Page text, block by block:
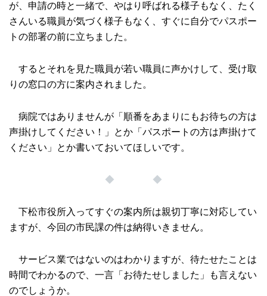
が、申請の時と一緒で、やはり呼ばれる様子もなく、たく
さんいる職員が気づく様子もなく、すぐに自分でパスポー
トの部署の前に立ちました。
するとそれを見た職員が若い職員に声かけして、受け取
りの窓口の方に案内されました。
病院ではありませんが「順番をあまりにもお待ちの方は
声掛けしてください！」とか「パスポートの方は声掛けて
ください」とか書いておいてほしいです。
◆ ◆
下松市役所入ってすぐの案内所は親切丁寧に対応してい
ますが、今回の市民課の件は納得いきません。
サービス業ではないのはわかりますが、待たせたことは
時間でわかるので、一言「お待たせしました」も言えない
のでしょうか。